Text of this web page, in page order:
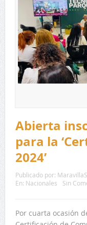
Abierta
para la
2024’
Publicado por:
En: Nacionales
Sin
Por cuarta ocasión